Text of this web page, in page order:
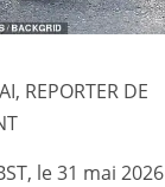
REPORTER DE
le 31 mai 2026